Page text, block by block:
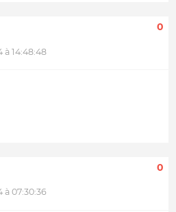
à 14:48:48
0
07:30:36
0